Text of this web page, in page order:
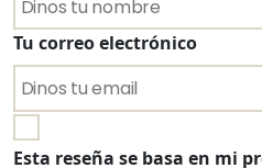
Tu correo electrónico
Esta reseña se basa en mi